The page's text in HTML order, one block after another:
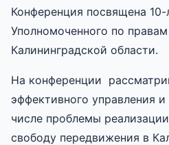
Конференция посвящена
Уполномоченного по
Калининградской области.
На конференции
эффективного управления
числе проблемы
свободу передвижения в